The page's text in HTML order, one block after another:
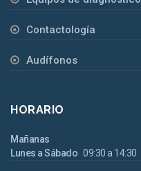
Contactología
Audífonos
HORARIO
Mañanas
Lunes a Sábado 09:30 a 14:30